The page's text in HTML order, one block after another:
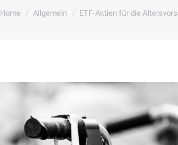
You are here:
Home Allgemein ETF-Aktien für die